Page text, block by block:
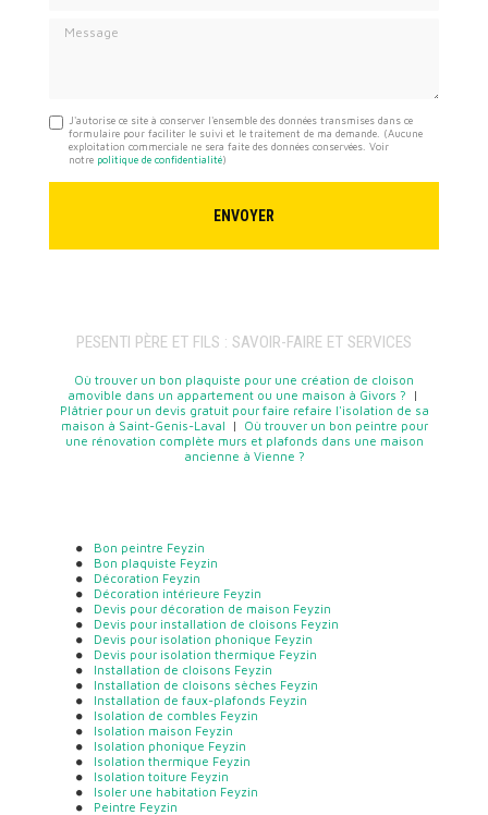
Message
J'autorise ce site à conserver l'ensemble des données transmises dans ce
formulaire pour faciliter le suivi et le traitement de ma demande. (Aucune
exploitation commerciale ne sera faite des données conservées. Voir
notre politique de confidentialité)
PESENTI PÈRE ET FILS : SAVOIR-FAIRE ET SERVICES
Où trouver un bon plaquiste pour une création de cloison
amovible dans un appartement ou une maison à Givors ? |
Plâtrier pour un devis gratuit pour faire refaire l'isolation de sa
maison à Saint-Genis-Laval |
Où trouver un bon peintre pour
une rénovation complète murs et plafonds dans une maison
ancienne à Vienne ?
Bon peintre Feyzin
Bon plaquiste Feyzin
Décoration Feyzin
Décoration intérieure Feyzin
Devis pour décoration de maison Feyzin
Devis pour installation de cloisons Feyzin
Devis pour isolation phonique Feyzin
Devis pour isolation thermique Feyzin
Installation de cloisons Feyzin
Installation de cloisons sèches Feyzin
Installation de faux-plafonds Feyzin
Isolation de combles Feyzin
Isolation maison Feyzin
Isolation phonique Feyzin
Isolation thermique Feyzin
Isolation toiture Feyzin
Isoler une habitation Feyzin
Peintre Feyzin